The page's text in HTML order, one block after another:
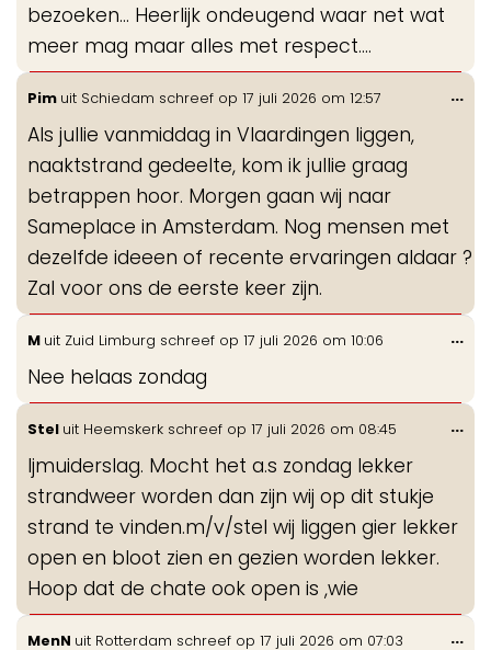
bezoeken... Heerlijk ondeugend waar net wat
meer mag maar alles met respect....
Pim uit Schiedam schreef op 17 juli 2026 om 12:57
Als jullie vanmiddag in Vlaardingen liggen,
naaktstrand gedeelte, kom ik jullie graag
betrappen hoor. Morgen gaan wij naar
Sameplace in Amsterdam. Nog mensen met
dezelfde ideeen of recente ervaringen aldaar ?
Zal voor ons de eerste keer zijn.
...
M uit Zuid Limburg schreef op 17 juli 2026 om 10:06
Nee helaas zondag
...
Stel uit Heemskerk schreef op 17 juli 2026 om 08:45
Ijmuiderslag. Mocht het a.s zondag lekker
strandweer worden dan zijn wij op dit stukje
strand te vinden.m/v/stel wij liggen gier lekker
open en bloot zien en gezien worden lekker.
Hoop dat de chate ook open is ,wie
...
MenN uit Rotterdam schreef op 17 juli 2026 om 07:03 ...